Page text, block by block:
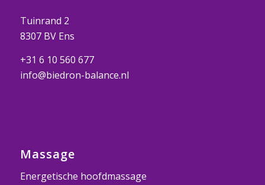
Tuinrand 2
8307 BV Ens
+31 6 10 560 677
info@biedron-balance.nl
Massage
Energetische hoofdmassage